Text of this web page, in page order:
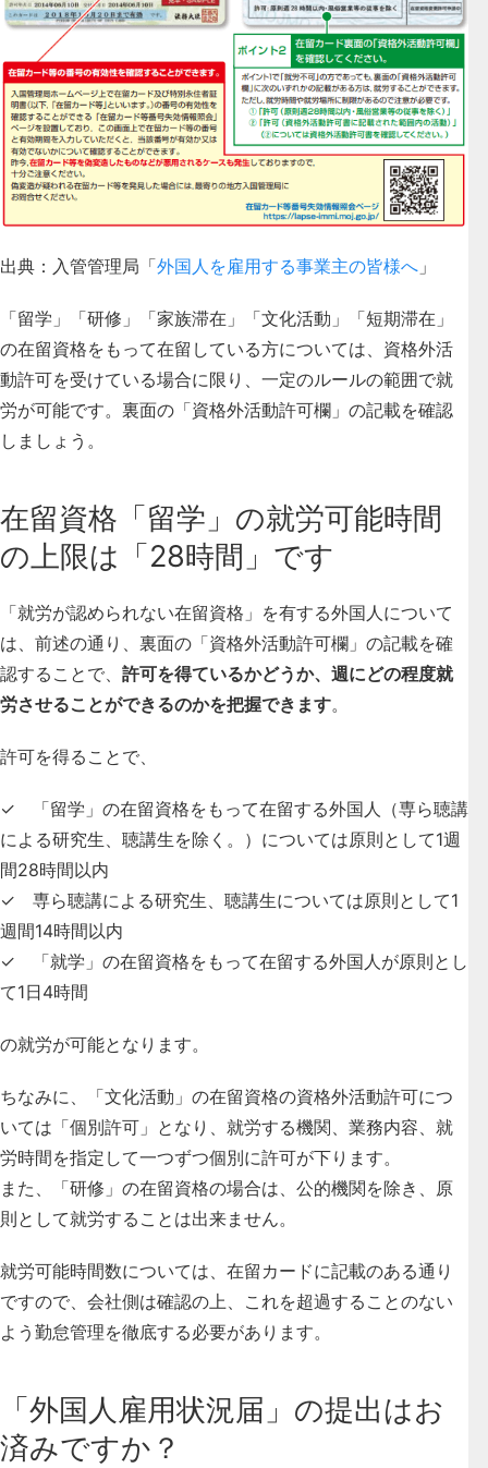
出典：入管管理局「外国人を雇用する事業主の皆様へ 」
「留学」「研修」「家族滞在」「文化活動」「短期滞在」
の在留資格をもって在留している方については、資格外活
動許可を受けている場合に限り、一定のルールの範囲で就
労が可能です。裏面の「資格外活動許可欄」の記載を確認
しましょう。
在留資格「留学」の就労可能時間
の上限は「28時間」です
「就労が認められない在留資格」を有する外国人について
は、前述の通り、裏面の「資格外活動許可欄」の記載を確
認することで、 許可を得ているかどうか、週にどの程度就
労させることができるのかを把握できます。
許可を得ることで、
✓ 「留学」の在留資格をもって在留する外国人（専ら聴講
による研究生、聴講生を除く。）については原則として1週
間28時間以内
✓ 専ら聴講による研究生、聴講生については原則として1
週間14時間以内
✓ 「就学」の在留資格をもって在留する外国人が原則とし
て1日4時間
の就労が可能となります。
ちなみに、「文化活動」の在留資格の資格外活動許可につ
いては「個別許可」となり、就労する機関、業務内容、就
労時間を指定して一つずつ個別に許可が下ります。
また、「研修」の在留資格の場合は、公的機関を除き、原
則として就労することは出来ません。
就労可能時間数については、在留カードに記載のある通り
ですので、会社側は確認の上、これを超過することのない
よう勤怠管理を徹底する必要があります。
「外国人雇用状況届」の提出はお
済みですか？